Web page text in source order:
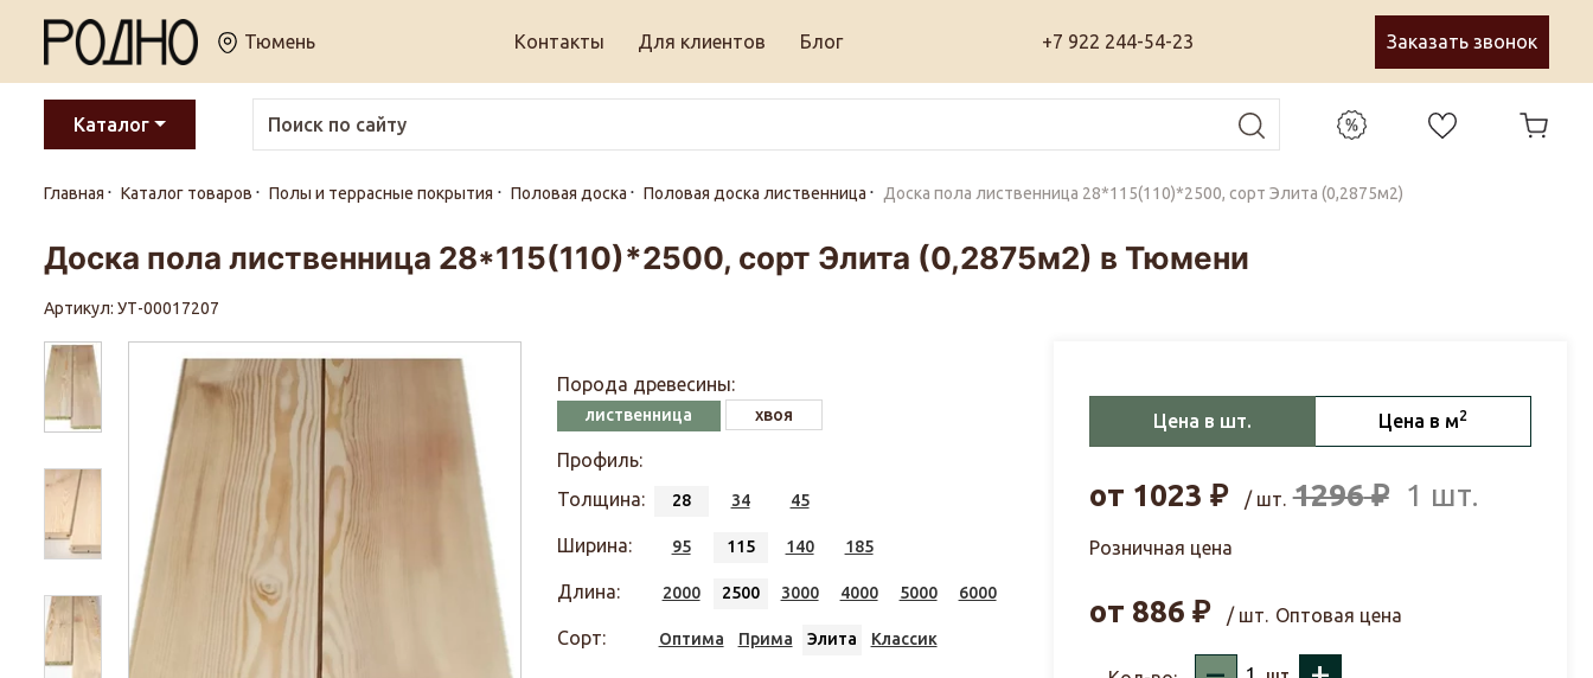
Тюмень Контакты Для клиентов Блог +7 922 244-54-23 Заказать звонок
Каталог
Главная Каталог товаров Полы и террасные покрытия Половая доска Половая доска лиственница Доска пола лиственница 28*115(110)*2500, сорт Элита (0,2875м2)
Доска пола лиственница 28*115(110)*2500, сорт Элита (0,2875м2) в Тюмени
Артикул: УТ-00017207
Порода древесины:
лиственница хвоя
Профиль:
Толщина:
28 34 45
Ширина: 95 115 140 185
Длина: 2000 2500 3000 4000 5000 6000
Сорт: Оптима Прима Элита Классик
Цена в шт. Цена в м2
от 1023 ₽ / шт. 1296₽ 1 шт.
Розничная цена
от 886 ₽ / шт. Оптовая цена